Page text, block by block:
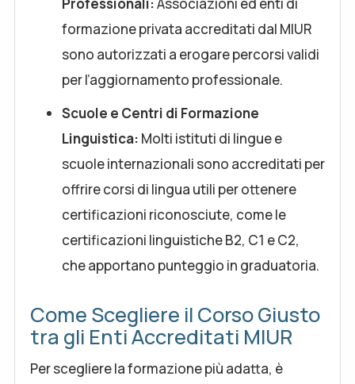
formazione privata accreditati dal MIUR
sono autorizzati a erogare percorsi validi
per l’aggiornamento professionale.
Scuole e Centri di Formazione
Linguistica: Molti istituti di lingue e
scuole internazionali sono accreditati per
offrire corsi di lingua utili per ottenere
certificazioni riconosciute, come le
certificazioni linguistiche B2, C1 e C2,
che apportano punteggio in graduatoria.
Come Scegliere il Corso Giusto
tra gli Enti Accreditati MIUR
Per scegliere la formazione più adatta, è